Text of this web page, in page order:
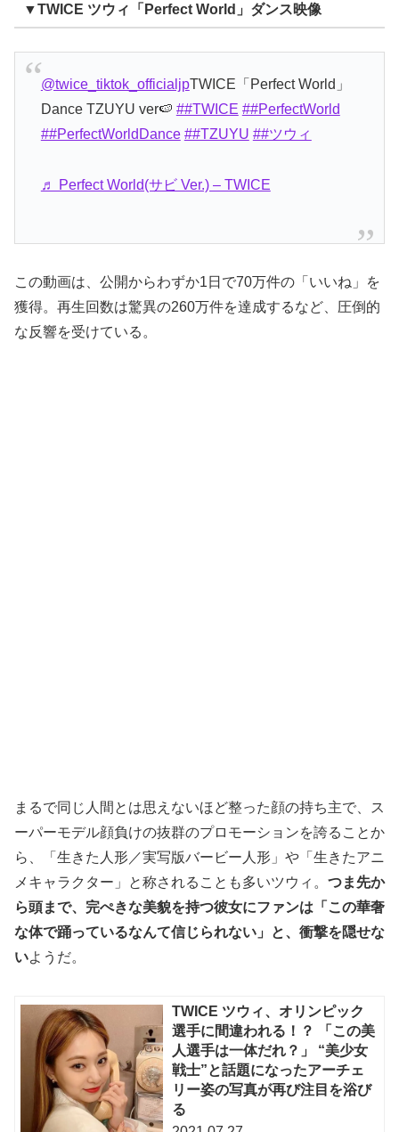
▼TWICE ツウィ「Perfect World」ダンス映像
@twice_tiktok_officialjpTWICE「Perfect World」
Dance TZUYU ver🍉 ##TWICE ##PerfectWorld
##PerfectWorldDance ##TZUYU ##ツウィ
♬ Perfect World(サビ Ver.) – TWICE
この動画は、公開からわずか1日で70万件の「いいね」を
獲得。再生回数は驚異の260万件を達成するなど、圧倒的
な反響を受けている。
まるで同じ人間とは思えないほど整った顔の持ち主で、ス
ーパーモデル顔負けの抜群のプロモーションを誇ることか
ら、「生きた人形／実写版バービー人形」や「生きたアニ
メキャラクター」と称されることも多いツウィ。 つま先か
ら頭まで、完ぺきな美貌を持つ彼女にファンは「この華奢
な体で踊っているなんて信じられない」と、衝撃を隠せな
いようだ。
TWICE ツウィ、オリンピック
選手に間違われる！？ 「この美
人選手は一体だれ？」 “美少女
戦士”と話題になったアーチェ
リー姿の写真が再び注目を浴び
る